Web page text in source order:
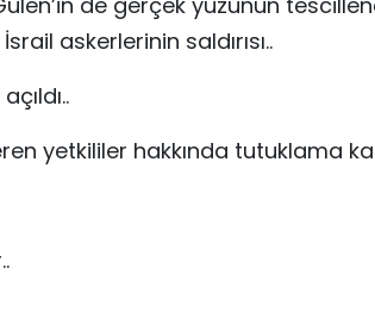
askerlerinin saldırısı..
yetkililer hakkında tutuklama